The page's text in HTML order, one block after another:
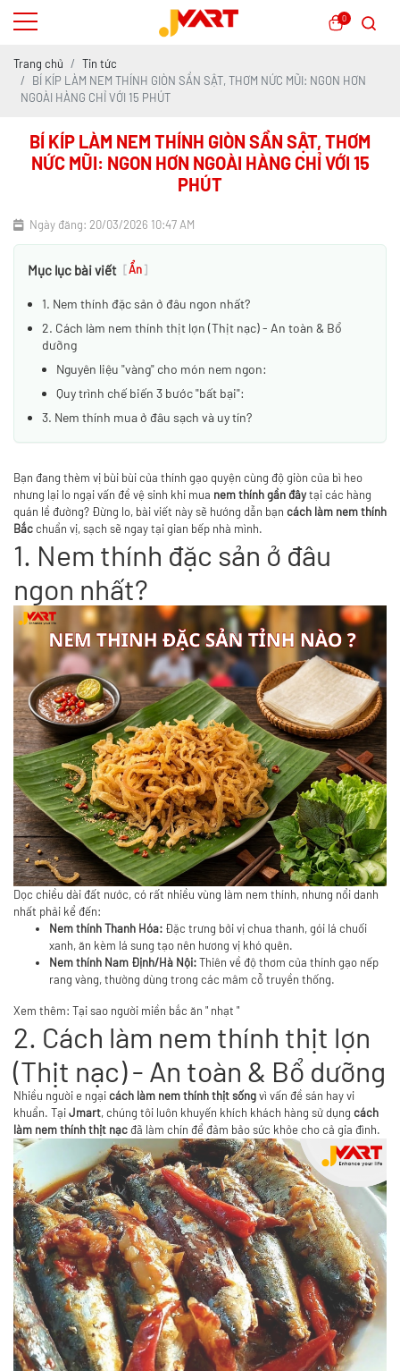
0
Trang chủ
Tin tức
BÍ KÍP LÀM NEM THÍNH GIÒN SẦN SẬT, THƠM NỨC MŨI: NGON HƠN
NGOÀI HÀNG CHỈ VỚI 15 PHÚT
BÍ KÍP LÀM NEM THÍNH GIÒN SẦN SẬT, THƠM
NỨC MŨI: NGON HƠN NGOÀI HÀNG CHỈ VỚI 15
PHÚT
Ngày đăng: 20/03/2026 10:47 AM
Mục lục bài viết [Ẩn]
1. Nem thính đặc sản ở đâu ngon nhất?
2. Cách làm nem thính thịt lợn (Thịt nạc) - An toàn & Bổ
dưỡng
Nguyên liệu "vàng" cho món nem ngon:
Quy trình chế biến 3 bước "bất bại":
3. Nem thính mua ở đâu sạch và uy tín?
Bạn đang thèm vị bùi bùi của thính gạo quyện cùng độ giòn của bì heo
nhưng lại lo ngại vấn đề vệ sinh khi mua nem thínhgần đâytại các hàng
quán lề đường? Đừng lo, bài viết này sẽ hướng dẫn bạn cách làm nem thính
Bắcchuẩn vị, sạch sẽ ngay tại gian bếp nhà mình.
1. Nem thính đặc sản ở đâu
ngon nhất?
Dọc chiều dài đất nước, có rất nhiều vùng làm nem thính, nhưng nổi danh
nhất phải kể đến:
Nem thính Thanh Hóa: Đặc trưng bởi vị chua thanh, gói lá chuối
xanh, ăn kèm lá sung tạo nên hương vị khó quên.
Nem thính Nam Định/Hà Nội:Thiên về độ thơm của thính gạo nếp
rang vàng, thường dùng trong các mâm cỗ truyền thống.
Xem thêm: Tại sao người miền bắc ăn " nhạt "
2. Cách làm nem thính thịt lợn
(Thịt nạc) - An toàn & Bổ dưỡng
Nhiều người e ngạicách làm nem thính thịt sốngvì vấn đề sán hay vi
khuẩn. TạiJmart, chúng tôi luôn khuyến khích khách hàng sử dụng cách
làm nem thính thịt nạcđã làm chín để đảm bảo sức khỏe cho cả gia đình.